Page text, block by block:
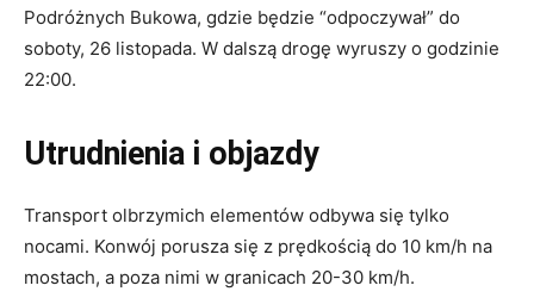
Podróżnych Bukowa, gdzie będzie “odpoczywał” do
soboty, 26 listopada. W dalszą drogę wyruszy o godzinie
22:00.
Utrudnienia i objazdy
Transport olbrzymich elementów odbywa się tylko
nocami. Konwój porusza się z prędkością do 10 km/h na
mostach, a poza nimi w granicach 20-30 km/h.